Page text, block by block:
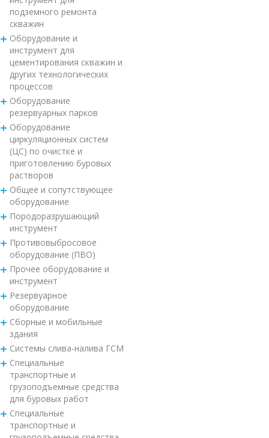
подземного ремонта
скважин
Оборудование и
инструмент для
цементирования скважин и
других технологических
процессов
Оборудование
резервуарных парков
Оборудование
циркуляционных систем
(ЦС) по очистке и
приготовлению буровых
растворов
Общее и сопутствующее
оборудование
Породоразрушающий
инструмент
Противовыбросовое
оборудование (ПВО)
Прочее оборудование и
инструмент
Резервуарное
оборудование
Сборные и мобильные
здания
Системы слива-налива ГСМ
Специальные
транспортные и
грузоподъемные средства
для буровых работ
Специальные
транспортные и